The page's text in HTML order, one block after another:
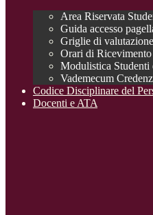
Area Riservata
Guida accesso
Griglie di valutazione
Orari di Ricevimento
Modulistica Studenti
Vademecum
Codice Disciplinare del
Docenti e ATA